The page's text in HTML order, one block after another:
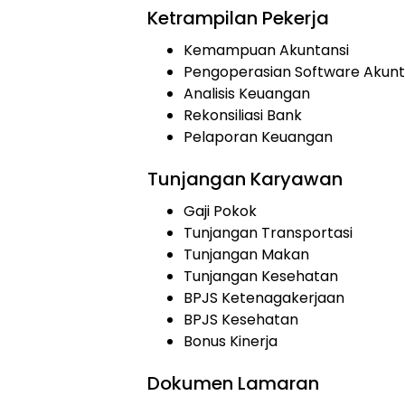
Ketrampilan Pekerja
Kemampuan Akuntansi
Pengoperasian Software
Analisis Keuangan
Rekonsiliasi Bank
Pelaporan Keuangan
Tunjangan Karyawan
Gaji Pokok
Tunjangan Transportasi
Tunjangan Makan
Tunjangan Kesehatan
BPJS Ketenagakerjaan
BPJS Kesehatan
Bonus Kinerja
Dokumen Lamaran